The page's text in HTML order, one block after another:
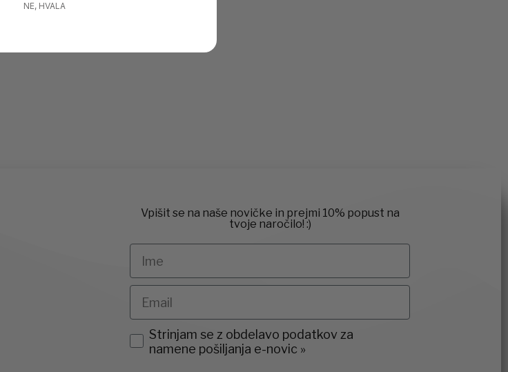
Vpišit se na naše novičke in prejmi 10% popust na
tvoje naročilo! :)
Ime
Email
agreement
Strinjam se z obdelavo podatkov za
namene pošiljanja e-novic »
NE, HVALA